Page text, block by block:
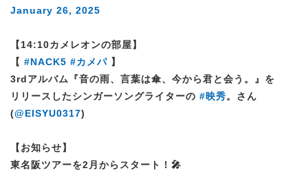
January 26, 2025
【14:10カメレオンの部屋】
【 #NACK5 #カメパ 】
3rdアルバム『音の雨、言葉は傘、今から君と会う。』を
リリースしたシンガーソングライターの #映秀。さん
(@EISYU0317)
【お知らせ】
東名阪ツアーを2月からスタート！🎤